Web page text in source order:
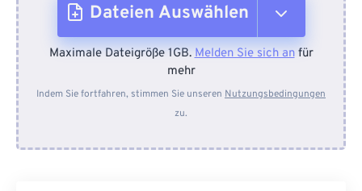
Dateien Auswählen
Vom Gerät
Von Dropbox
Maximale Dateigröße 1GB.Melden Sie sich anfür
mehr
Indem Sie fortfahren, stimmen Sie unseren Nutzungsbedingungen
zu.